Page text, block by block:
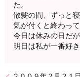
た。
散髪の間、ずっと寝
気が付くと終わって
今日は休みの日だ
明日は私が一番好